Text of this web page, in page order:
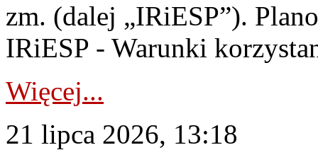
zm. (dalej „IRiESP”).
IRiESP - Warunki
Więcej...
21 lipca 2026, 13:18